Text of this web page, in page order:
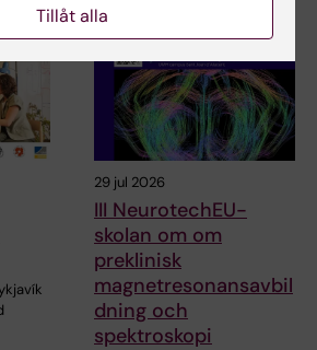
29 jul 2026
III NeurotechEU-
skolan om om
preklinisk
magnetresonansavbil
dning och
spektroskopi
Tillåt alla